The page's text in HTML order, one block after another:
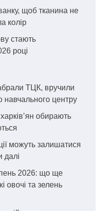
щоб тканина не
колір
стають
році
ТЦК, вручили
навчального центру
обирають
можуть залишатися
далі
2026: що ще
овочі та зелень